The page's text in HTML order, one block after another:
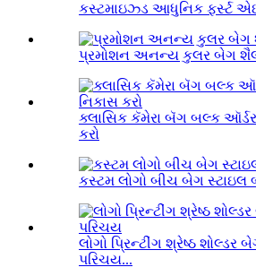
કસ્ટમાઇઝ્ડ આધુનિક ફર્સ્ટ
પ્રમોશન અનન્ય કુલર બેગ
ક્લાસિક કૅમેરા બૅગ બલ્ક
કરો
કસ્ટમ લોગો બીચ બેગ સ્ટાઇલ
લોગો પ્રિન્ટીંગ શ્રેષ્ઠ શોલ્ડર
પરિચય...